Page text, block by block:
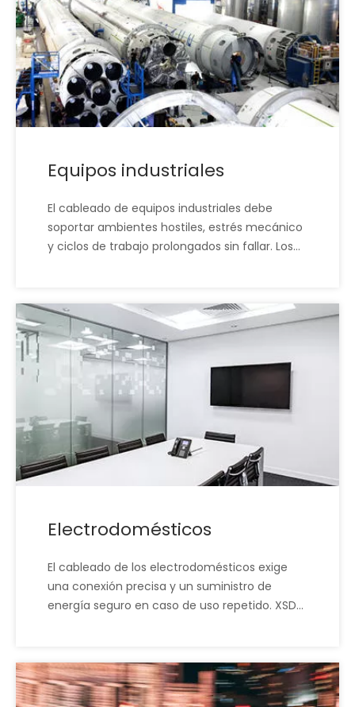
Equipos industriales
El cableado de equipos industriales debe
soportar ambientes hostiles, estrés mecánico
y ciclos de trabajo prolongados sin fallar. Los
optimizado para garantizar un rendimiento
constante y reducir el tiempo de inactividad
por mantenimiento. Ayudamos a los OEM a
eliminar fallas comunes en el campo y
mejorar la confiabilidad de los equipos.
Electrodomésticos
El cableado de los electrodomésticos exige
una conexión precisa y un suministro de
energía seguro en caso de uso repetido. XSD
garantizan rendimiento y seguridad a largo
plazo. Nuestros ingenieros adaptan los
conjuntos de cables a los requisitos